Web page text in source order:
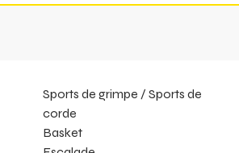
Sports de grimpe / Sports de
corde
Basket